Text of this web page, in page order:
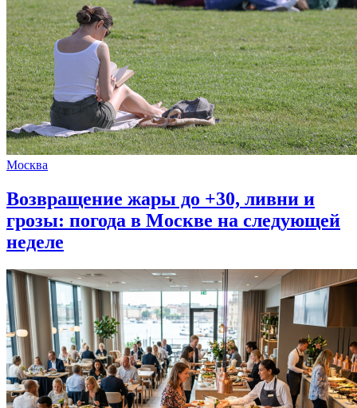
Москва
Возвращение жары до +30, ливни и
грозы: погода в Москве на следующей
неделе